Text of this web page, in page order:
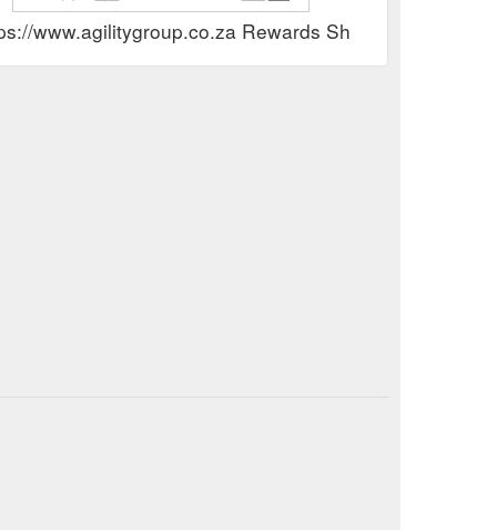
www.agilitygroup.co.za Rewards Show